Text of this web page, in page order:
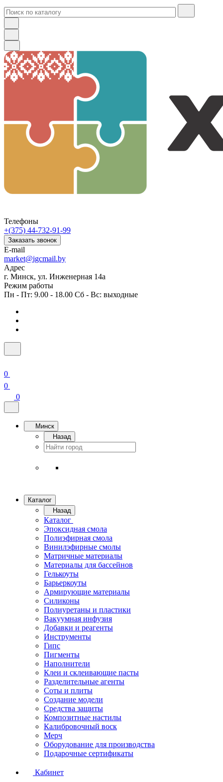
Телефоны
+(375) 44-732-91-99
Заказать звонок
E-mail
market@igcmail.by
Адрес
г. Минск, ул. Инженерная 14а
Режим работы
Пн - Пт: 9.00 - 18.00 Сб - Вс: выходные
0
0
0
Минск
Назад
Каталог
Назад
Каталог
Эпоксидная смола
Полиэфирная смола
Винилэфирные смолы
Матричные материалы
Материалы для бассейнов
Гелькоуты
Барьеркоуты
Армирующие материалы
Силиконы
Полиуретаны и пластики
Вакуумная инфузия
Добавки и реагенты
Инструменты
Гипс
Пигменты
Наполнители
Клеи и склеивающие пасты
Разделительные агенты
Соты и плиты
Создание модели
Средства защиты
Композитные настилы
Калибровочный воск
Мерч
Оборудование для производства
Подарочные сертификаты
Кабинет